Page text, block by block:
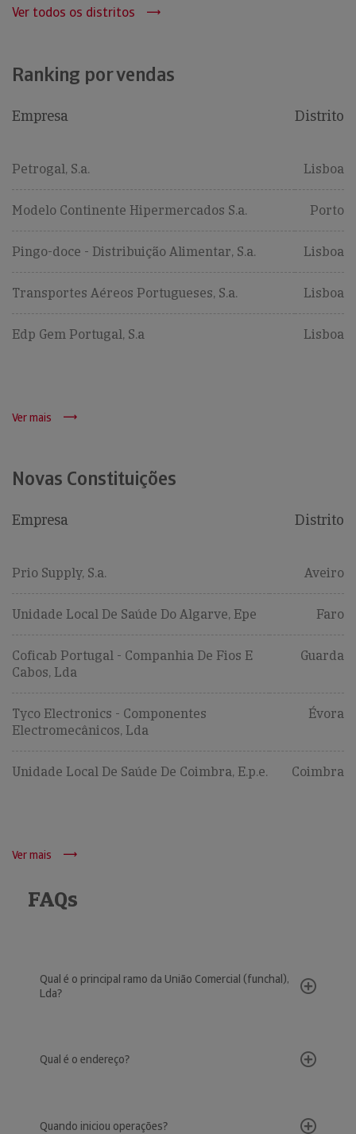
Ver todos os distritos
Ranking por vendas
Empresa Distrito
Petrogal, S.a. Lisboa
Modelo Continente Hipermercados S.a. Porto
Pingo-doce - Distribuição Alimentar, S.a. Lisboa
Transportes Aéreos Portugueses, S.a. Lisboa
Edp Gem Portugal, S.a Lisboa
Ver mais
Novas Constituições
Empresa Distrito
Prio Supply, S.a. Aveiro
Unidade Local De Saúde Do Algarve, Epe Faro
Coficab Portugal - Companhia De Fios E
Cabos, Lda
Guarda
Tyco Electronics - Componentes
Electromecânicos, Lda
Évora
Unidade Local De Saúde De Coimbra, E.p.e. Coimbra
Ver mais
FAQs
Qual é o principal ramo da União Comercial (funchal),
Lda?
Qual é o endereço?
Quando iniciou operações?